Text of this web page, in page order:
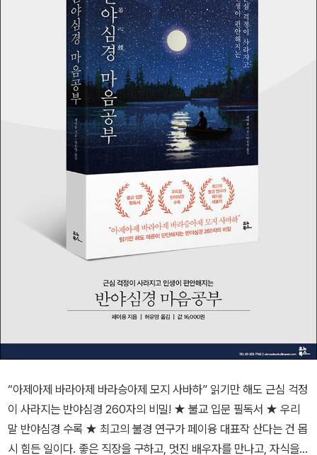
“아제아제 바라아제 바라승아제 모지 사바하” 읽기만 해도 근심 걱정
이 사라지는 반야심경 260자의 비밀! ★ 불교 입문 필독서 ★ 우리
말 반야심경 수록 ★ 최고의 불경 연구가 페이융 대표작 산다는 건 몹
시 힘든 일이다. 좋은 직장을 구하고, 멋진 배우자를 만나고, 자식을